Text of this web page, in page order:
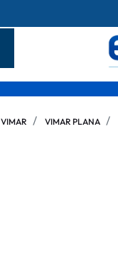
VIMAR VIMAR PLANA